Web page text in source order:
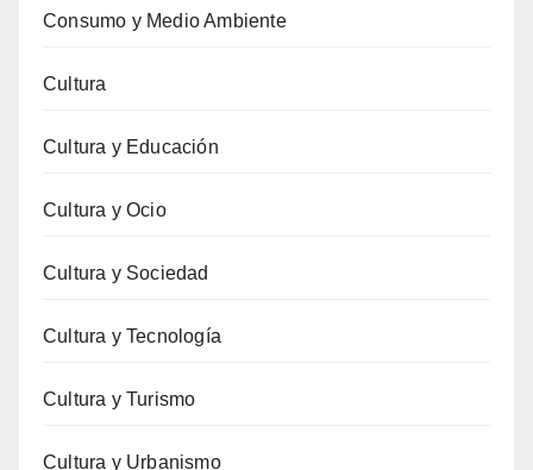
Consumo y Medio Ambiente
Cultura
Cultura y Educación
Cultura y Ocio
Cultura y Sociedad
Cultura y Tecnología
Cultura y Turismo
Cultura y Urbanismo